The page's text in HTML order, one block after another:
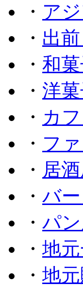
・ ア
・ 出
・ 和
・ 洋
・ カ
・ フ
・ 居
・ バ
・ パ
・ 地
・ 地